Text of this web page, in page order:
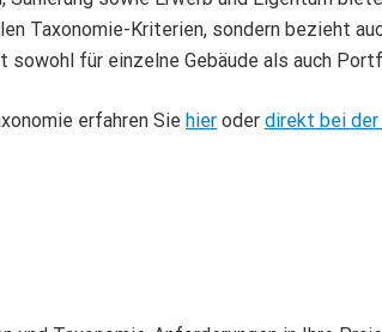
Taxonomie-Kriterien, sondern bezieht
sowohl für einzelne Gebäude als auch
erfahren Sie hier oder direkt bei der